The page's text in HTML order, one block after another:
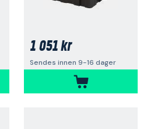
1 051 kr
Sendes innen 9-16 dager